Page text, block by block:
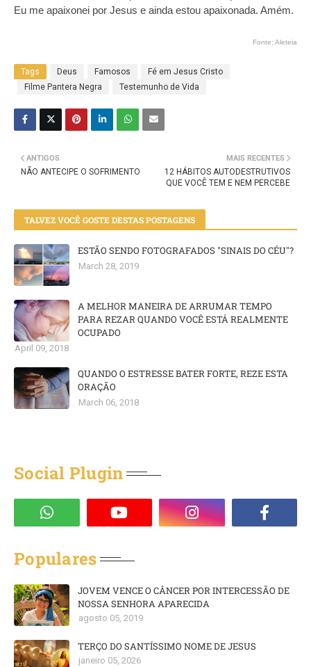
Eu me apaixonei por Jesus e ainda estou apaixonada. Amém.
Fonte: Aleteia
Tags Deus Famosos
Fé em Jesus Cristo
Filme Pantera Negra
Testemunho de Vida
MAIS RECENTES
12 HÁBITOS AUTODESTRUTIVOS
QUE VOCÊ TEM E NEM PERCEBE
ANTIGOS
NÃO ANTECIPE O SOFRIMENTO
TALVEZ VOCÊ GOSTE DESTAS POSTAGENS
ESTÃO SENDO FOTOGRAFADOS "SINAIS DO CÉU"?
March 28, 2019
A MELHOR MANEIRA DE ARRUMAR TEMPO
PARA REZAR QUANDO VOCÊ ESTÁ REALMENTE
OCUPADO
April 09, 2018
QUANDO O ESTRESSE BATER FORTE, REZE ESTA
ORAÇÃO
March 06, 2018
Social Plugin
Populares
JOVEM VENCE O CÂNCER POR INTERCESSÃO DE
NOSSA SENHORA APARECIDA
agosto 05, 2019
TERÇO DO SANTÍSSIMO NOME DE JESUS
janeiro 05, 2026